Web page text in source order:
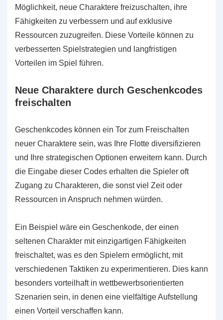
Möglichkeit, neue Charaktere freizuschalten, ihre
Fähigkeiten zu verbessern und auf exklusive
Ressourcen zuzugreifen. Diese Vorteile können zu
verbesserten Spielstrategien und langfristigen
Vorteilen im Spiel führen.
Neue Charaktere durch Geschenkcodes
freischalten
Geschenkcodes können ein Tor zum Freischalten
neuer Charaktere sein, was Ihre Flotte diversifizieren
und Ihre strategischen Optionen erweitern kann. Durch
die Eingabe dieser Codes erhalten die Spieler oft
Zugang zu Charakteren, die sonst viel Zeit oder
Ressourcen in Anspruch nehmen würden.
Ein Beispiel wäre ein Geschenkode, der einen
seltenen Charakter mit einzigartigen Fähigkeiten
freischaltet, was es den Spielern ermöglicht, mit
verschiedenen Taktiken zu experimentieren. Dies kann
besonders vorteilhaft in wettbewerbsorientierten
Szenarien sein, in denen eine vielfältige Aufstellung
einen Vorteil verschaffen kann.